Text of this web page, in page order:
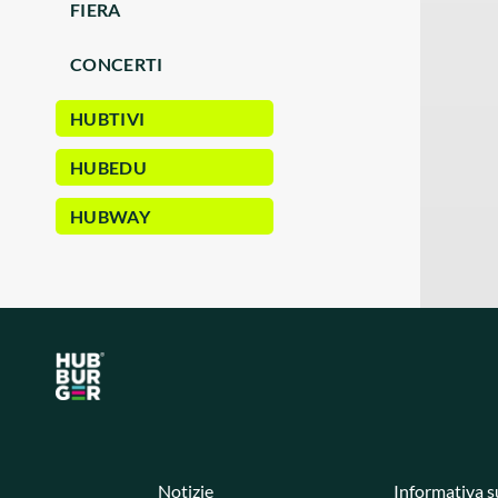
FIERA
CONCERTI
HUBTIVI
HUBEDU
HUBWAY
Notizie Informativa